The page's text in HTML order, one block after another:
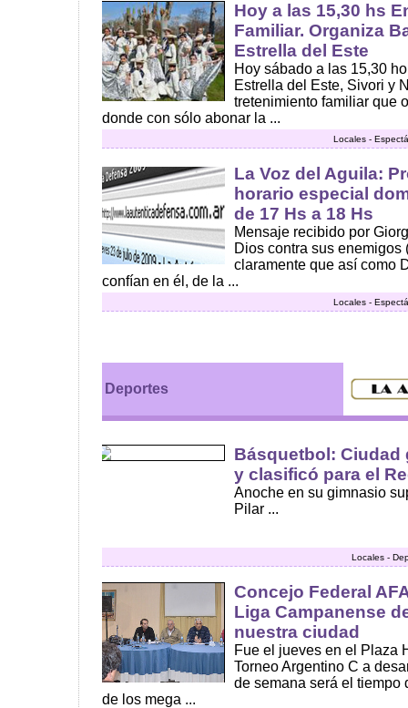
Hoy a las 15,30 hs
Familiar. Organiza
Estrella del Este
Hoy sábado a las 15,30
Estrella del Este, Sivori y
tretenimiento familiar que
donde con sólo abonar la ...
Locales -
La Voz del Aguila:
horario especial
de 17 Hs a 18 Hs
Mensaje recibido por
Dios contra sus
claramente que así como
confían en él, de la ...
Locales -
Deportes
Básquetbol: Ciudad
y clasificó para el
Anoche en su gimnasio
Pilar ...
Locales -
Concejo Federal
Liga Campanense
nuestra ciudad
Fue el jueves en el Plaza
Torneo Argentino C a
de semana será el tiempo
de los mega ...